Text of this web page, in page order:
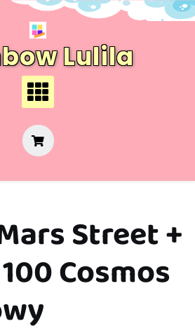
Lulila
Street +
Cosmos